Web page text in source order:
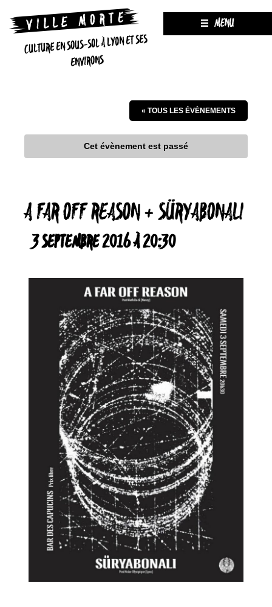
CULTURE EN SOUS-SOL À LYON ET SES
ENVIRONS
MENU
« TOUS LES ÉVÈNEMENTS
Cet évènement est passé
A FAR OFF REASON + SÜRYABONALI
3 SEPTEMBRE 2016 À 20:30